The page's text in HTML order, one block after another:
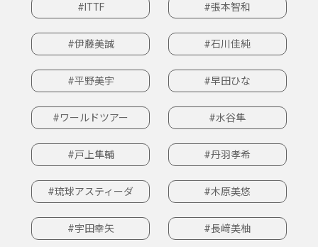
#ITTF #張本智和
#伊藤美誠 #石川佳純
#平野美宇 #早田ひな
#ワールドツアー #水谷隼
#戸上隼輔 #丹羽孝希
#琉球アスティーダ #木原美悠
#宇田幸矢 #長﨑美柚